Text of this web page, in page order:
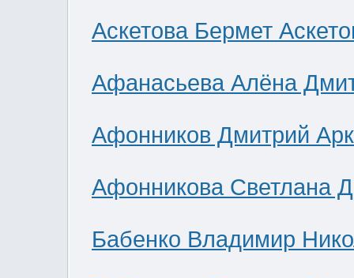
Аскетова Бермет
Афанасьева Алёна
Афонников Дмитрий
Афонникова Светлана
Бабенко Владимир